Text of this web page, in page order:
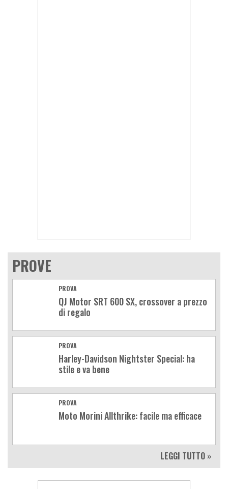
PROVE
PROVA
QJ Motor SRT 600 SX, crossover a prezzo
di regalo
PROVA
Harley-Davidson Nightster Special: ha
stile e va bene
PROVA
Moto Morini Allthrike: facile ma efficace
LEGGI TUTTO »